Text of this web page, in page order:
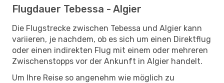
Flugdauer Tebessa - Algier
Die Flugstrecke zwischen Tebessa und Algier kann
variieren, je nachdem, ob es sich um einen Direktflug
oder einen indirekten Flug mit einem oder mehreren
Zwischenstopps vor der Ankunft in Algier handelt.
Um Ihre Reise so angenehm wie möglich zu